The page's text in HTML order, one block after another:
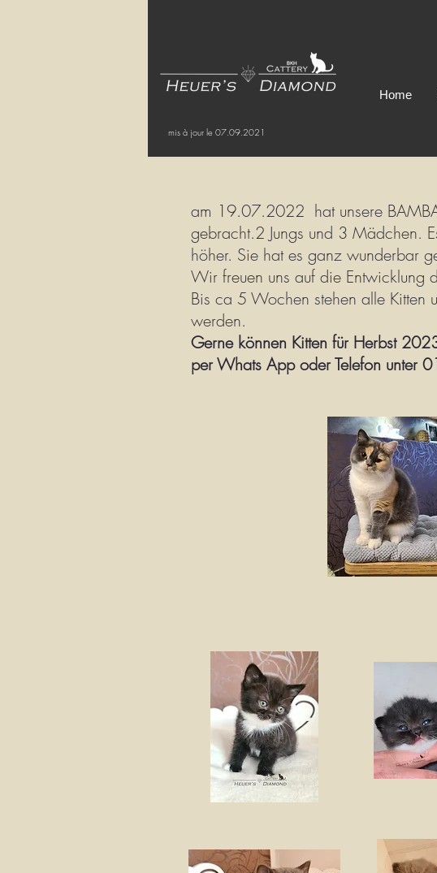
Home
mis à jour le 07.09.2021
am 19.07.2022 hat unsere
gebracht.2 Jungs und 3 Mädchen.
höher. Sie hat es ganz wunderbar
Wir freuen uns auf die Entwicklung
Bis ca 5 Wochen stehen alle Kitten
werden.
Gerne können Kitten für Herbst
per Whats App oder Telefon unter